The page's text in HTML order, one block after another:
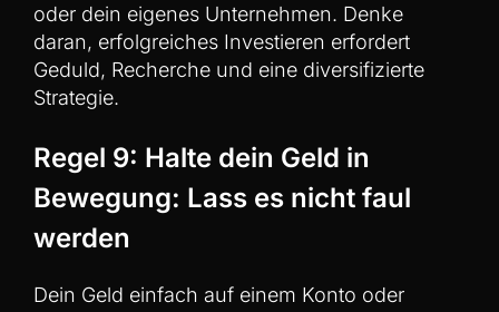
oder dein eigenes Unternehmen. Denke
daran, erfolgreiches Investieren erfordert
Geduld, Recherche und eine diversifizierte
Strategie.
Regel 9: Halte dein Geld in
Bewegung: Lass es nicht faul
werden
Dein Geld einfach auf einem Konto oder